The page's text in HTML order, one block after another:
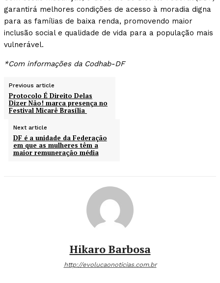
garantirá melhores condições de acesso à moradia digna
para as famílias de baixa renda, promovendo maior
inclusão social e qualidade de vida para a população mais
vulnerável.
*Com informações da Codhab-DF
Previous article
Protocolo É Direito Delas
Dizer Não! marca presença no
Festival Micarê Brasília
Next article
DF é a unidade da Federação
em que as mulheres têm a
maior remuneração média
Hikaro Barbosa
http://evolucaonoticias.com.br